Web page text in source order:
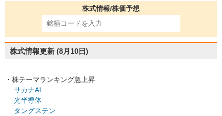
株式情報/株価予想
株式情報更新 (8月10日)
・株テーマランキング急上昇
サカナAI
光半導体
タングステン